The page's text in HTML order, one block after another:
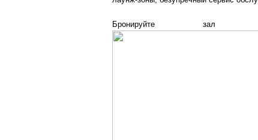
Бронируйте